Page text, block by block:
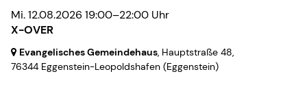
Mi. 12.08.2026 19:00–22:00 Uhr
X-OVER
Evangelisches Gemeindehaus, Hauptstraße 48,
76344 Eggenstein-Leopoldshafen (Eggenstein)